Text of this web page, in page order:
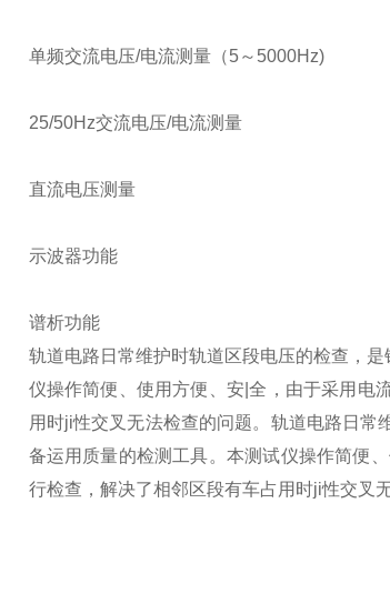
单频交流电压/电流测量（5～5000Hz)
25/50Hz交流电压/电流测量
直流电压测量
示波器功能
谱析功能
轨道电路日常维护时轨道区段电压的检查，
仪操作简便、使用方便、安|全，由于采用电
用时ji性交叉无法检查的问题。轨道电路日
备运用质量的检测工具。本测试仪操作简便
行检查，解决了相邻区段有车占用时ji性交叉